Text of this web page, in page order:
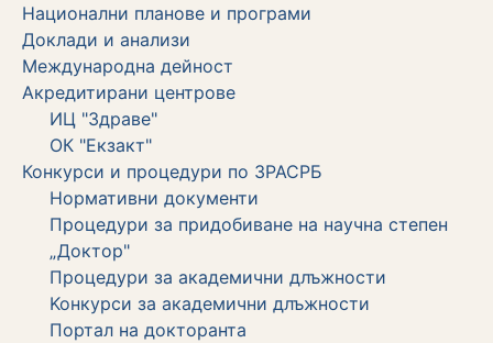
Национални планове и програми
Доклади и анализи
Международна дейност
Акредитирани центрове
ИЦ "Здраве"
ОК "Екзакт"
Конкурси и процедури по ЗРАСРБ
Нормативни документи
Процедури за придобиване на научна степен
„Доктор"
Процедури за академични длъжности
Koнкурси за академични длъжности
Портал на докторанта